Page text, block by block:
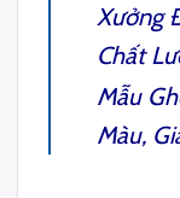
Xưởng
Chất
Mẫu
Màu,